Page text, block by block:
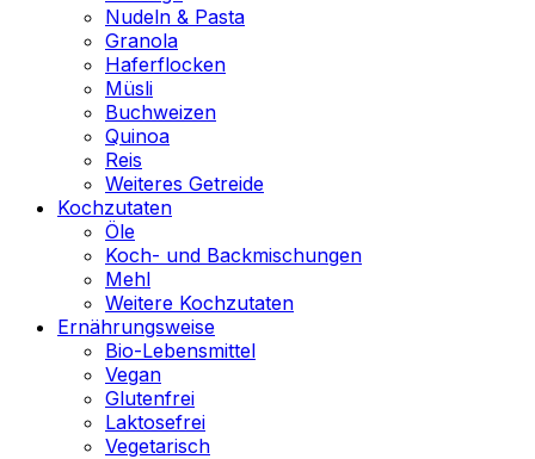
Nudeln & Pasta
Granola
Haferflocken
Müsli
Buchweizen
Quinoa
Reis
Weiteres Getreide
Kochzutaten
Öle
Koch- und Backmischungen
Mehl
Weitere Kochzutaten
Ernährungsweise
Bio-Lebensmittel
Vegan
Glutenfrei
Laktosefrei
Vegetarisch